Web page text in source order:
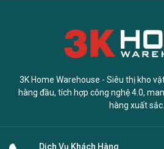
3K Home Warehouse - Siêu thị kho
hàng đầu, tích hợp công nghệ 4.0,
hàng xuất sắc.
Dịch Vụ Khách Hàng